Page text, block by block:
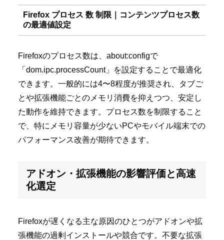
Firefox プロセス 数 制限｜コンテンツプロセス数
の最適値設定
Firefoxのプロセス数は、about:configで
「dom.ipc.processCount」を設定することで最適化
できます。一般的には4〜8程度が推奨され、タブご
とや拡張機能ごとのメモリ消費を抑えつつ、安定し
た動作を維持できます。プロセス数を制限すること
で、特にメモリ容量が少ないPCやモバイル端末での
パフォーマンス改善が期待できます。
アドオン・拡張機能の影響評価と高速
化選定
Firefoxが遅くなる主な原因のひとつがアドオンや拡
張機能の過剰インストールや競合です。不要な拡張